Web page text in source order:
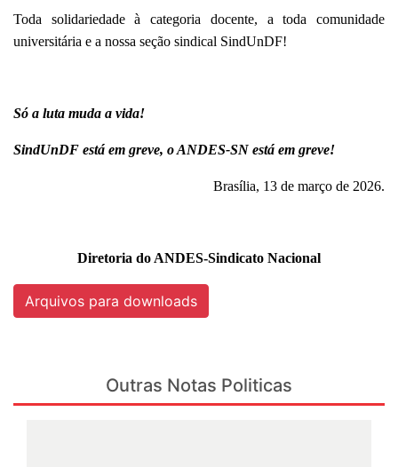
Toda solidariedade à categoria docente, a toda comunidade
universitária e a nossa seção sindical SindUnDF!
Só a luta muda a vida!
SindUnDF está em greve, o ANDES-SN está em greve!
Brasília, 13 de março de 2026.
Diretoria do ANDES-Sindicato Nacional
Arquivos para downloads
Outras Notas Politicas